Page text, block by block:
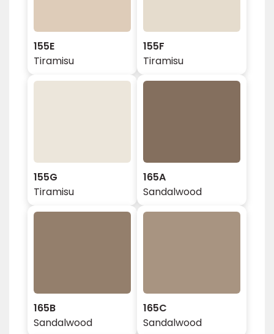
155E
Tiramisu
155F
Tiramisu
155G
Tiramisu
165A
Sandalwood
165B
Sandalwood
165C
Sandalwood